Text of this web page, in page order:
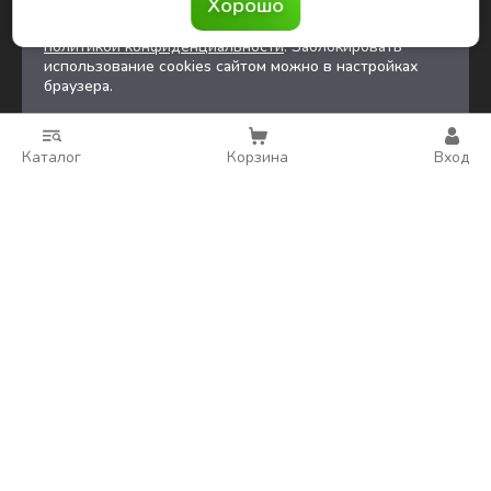
файлов cookiesи других
пользовательских данных в соответствии с
политикой конфиденциальности. Заблокировать
использование cookies сайтом можно в настройках
браузера.
Каталог Корзина Вход
Хорошо